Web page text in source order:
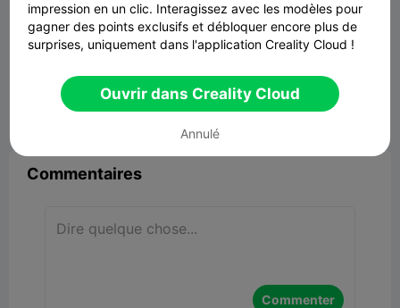
flexy balloon dog
14.52MB Lier un modèle
Commentaires
Commenter
impression en un clic. Interagissez avec les modèles pour
gagner des points exclusifs et débloquer encore plus de
surprises, uniquement dans l'application Creality Cloud !
Ouvrir dans Creality Cloud
Annulé